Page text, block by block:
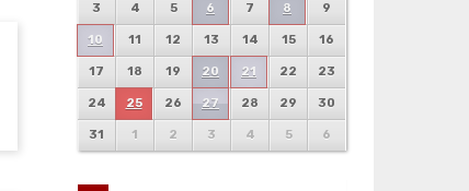
3 4 5 6 7 8 9
10 11 12 13 14 15 16
17 18 19 20 21 22 23
24 25 26 27 28 29 30
31 1 2 3 4 5 6